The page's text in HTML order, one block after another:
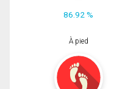
86.92 %
À pied